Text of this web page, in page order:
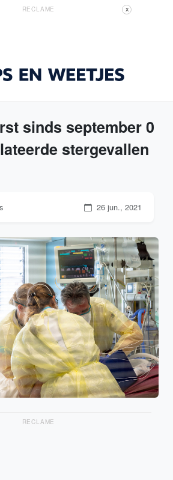
RECLAME X
sinds september 0
stergevallen
26 jun., 2021
RECLAME